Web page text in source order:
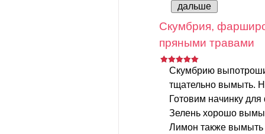
дальше
Скумбрия,
пряными травами
Скумбрию
тщательно вымыть.
Готовим начинку
Зелень хорошо
Лимон также вымыть